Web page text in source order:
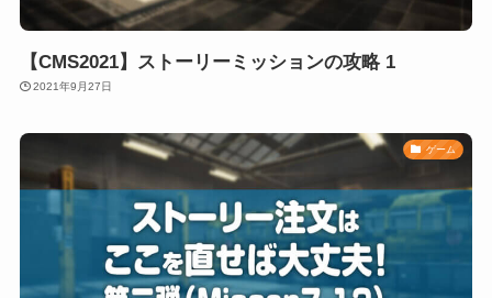
【CMS2021】ストーリーミッションの攻略 1
2021年9月27日
ゲーム